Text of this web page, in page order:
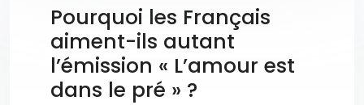
Pourquoi les Français
aiment-ils autant
l’émission « L’amour est
dans le pré » ?